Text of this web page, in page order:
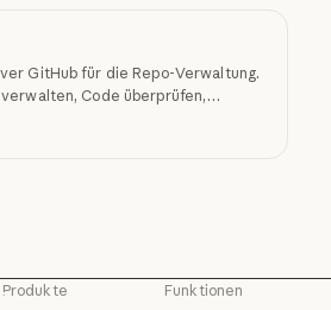
GitHub für die Repo-Verwaltung.
verwalten, Code überprüfen,
Produkte Funktionen